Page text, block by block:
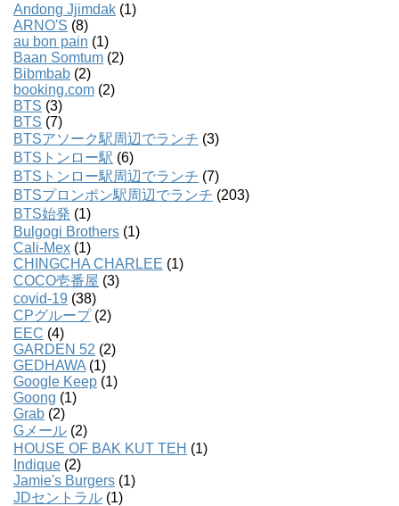
Andong Jjimdak (1)
ARNO'S (8)
au bon pain (1)
Baan Somtum (2)
Bibmbab (2)
booking.com (2)
BTS (3)
BTS (7)
BTSアソーク駅周辺でランチ (3)
BTSトンロー駅 (6)
BTSトンロー駅周辺でランチ (7)
BTSプロンポン駅周辺でランチ (203)
BTS始発 (1)
Bulgogi Brothers (1)
Cali-Mex (1)
CHINGCHA CHARLEE (1)
COCO壱番屋 (3)
covid-19 (38)
CPグループ(2)
EEC (4)
GARDEN 52 (2)
GEDHAWA (1)
Google Keep (1)
Goong (1)
Grab (2)
Gメール (2)
HOUSE OF BAK KUT TEH (1)
Indique (2)
Jamie's Burgers (1)
JDセントラル (1)